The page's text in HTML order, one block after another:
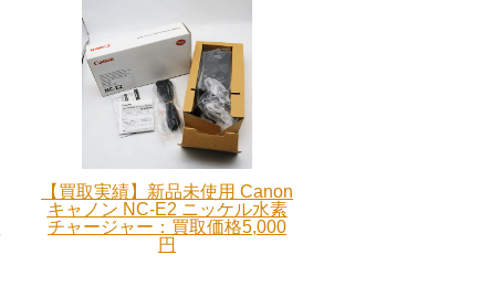
【買取実績】新品未使用 Canon
キャノン NC-E2 ニッケル水素
チャージャー：買取価格5,000
円